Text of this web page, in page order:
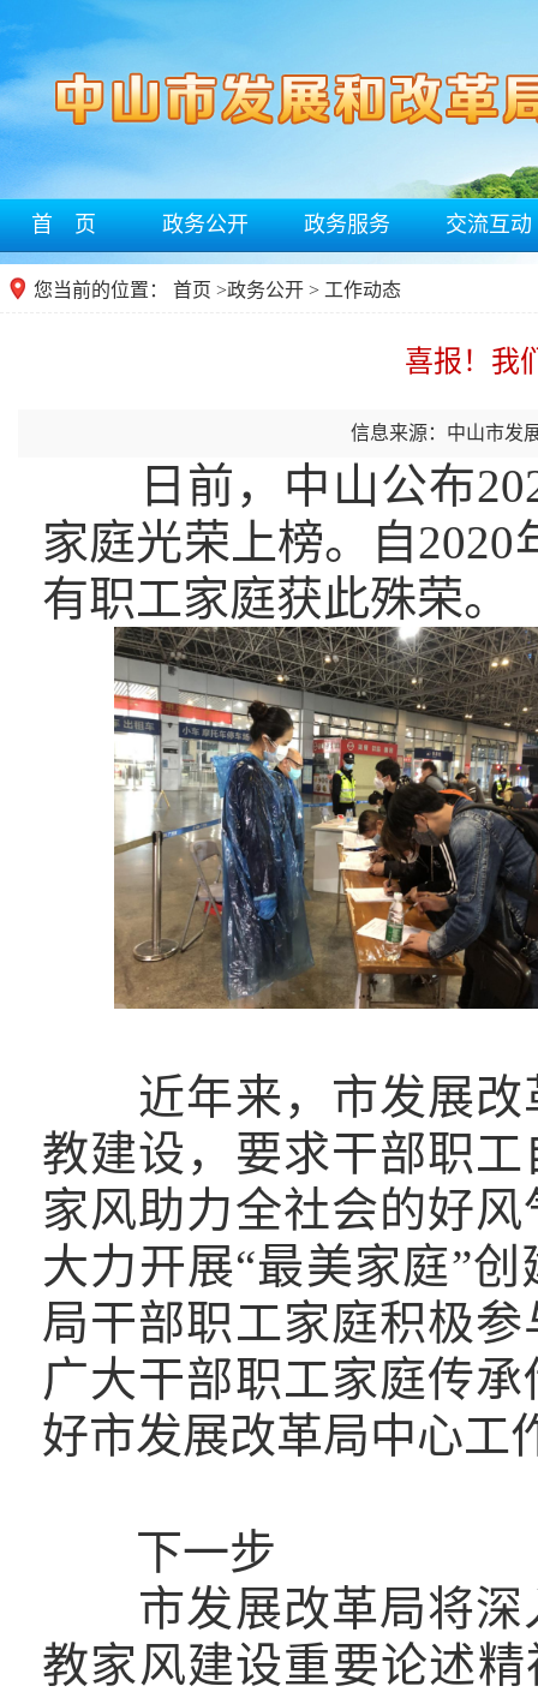
首 页 政务公开 政务服务 交流互动
您当前的位置： 首页 >政务公开 > 工作动态
喜报！我
信息来源：中山市发
日前，中山公布
家庭光荣上榜。自
有职工家庭获此殊荣。
近年来，市发展改
教建设，要求干部职
家风助力全社会的好
大力开展“最美家庭”
局干部职工家庭积极
广大干部职工家庭传
好市发展改革局中心工
下一步
市发展改革局将深
教家风建设重要论述